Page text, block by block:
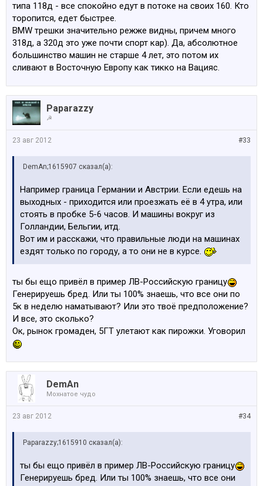
типа 118д - все спокойно едут в потоке на своих 160. Кто
торопится, едет быстрее.
BMW трешки значительно режже видны, причем много
318д, а 320д это уже почти спорт кар). Да, абсолютное
большинство машин не старше 4 лет, это потом их
сливают в Восточную Европу как тикко на Вацияс.
Paparazzy
☭
#33
23 авг 2012
DemAn;1615907 сказал(а):
Например граница Германии и Австрии. Если едешь на
выходных - приходится или проезжать её в 4 утра, или
стоять в пробке 5-6 часов. И машины вокруг из
Голландии, Бельгии, итд.
Вот им и расскажи, что правильные люди на машинах
ездят только по городу, а то они не в курсе.
ты бы ещо привёл в пример ЛВ-Российскую границу
Генерируешь бред. Или ты 100% знаешь, что все они по
5к в неделю наматывают? Или это твоё предположение?
И все, это сколько?
Ок, рынок громаден, 5ГТ улетают как пирожки. Уговорил
DemAn
Мохнатое чудо
#34
23 авг 2012
Paparazzy;1615910 сказал(а):
ты бы ещо привёл в пример ЛВ-Российскую границу
Генерируешь бред. Или ты 100% знаешь, что все они